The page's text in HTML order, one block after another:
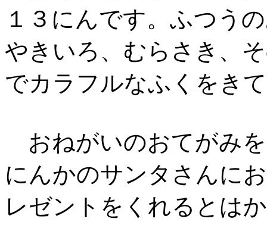
１３にんです。ふつう
やきいろ、むらさき、
でカラフルなふくをき
おねがいのおてがみ
にんかのサンタさんに
レゼントをくれるとは